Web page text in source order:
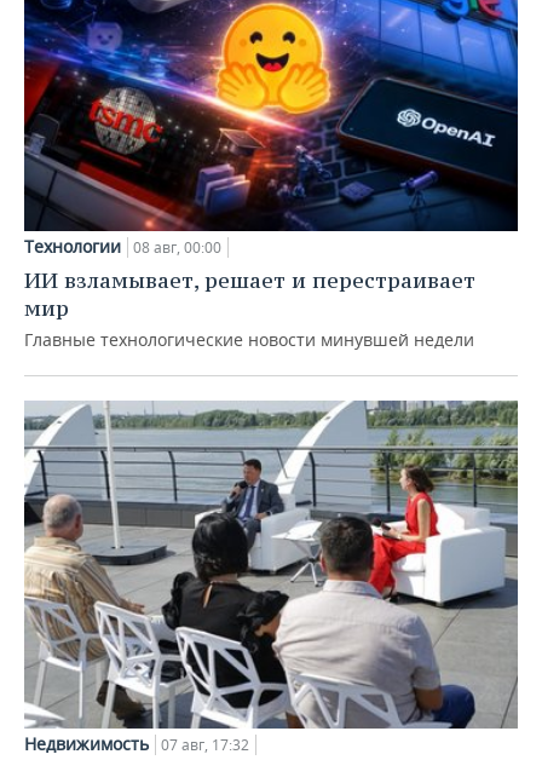
Технологии 08 авг, 00:00
ИИ взламывает, решает и перестраивает
мир
Главные технологические новости минувшей недели
Недвижимость 07 авг, 17:32